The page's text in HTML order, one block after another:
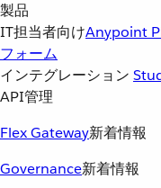
製品
IT担当者向けAnypoint
フォーム
インテグレーション
API管理
Flex Gateway新着情報
Governance新着情報